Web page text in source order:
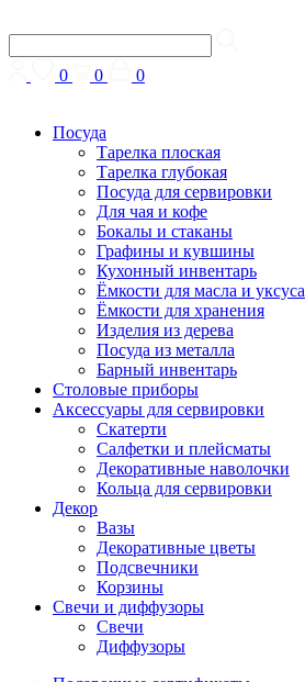
0 0 0
Посуда
Тарелка плоская
Тарелка глубокая
Посуда для сервировки
Для чая и кофе
Бокалы и стаканы
Графины и кувшины
Кухонный инвентарь
Ёмкости для масла и уксуса
Ёмкости для хранения
Изделия из дерева
Посуда из металла
Барный инвентарь
Столовые приборы
Аксессуары для сервировки
Скатерти
Cалфетки и плейсматы
Декоративные наволочки
Кольца для сервировки
Декор
Вазы
Декоративные цветы
Подсвечники
Корзины
Свечи и диффузоры
Свечи
Диффузоры